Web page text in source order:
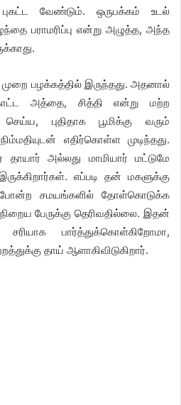
வேண்டும். ஒருபக்கம் உடல்
பராமரிப்பு என்று அழுத்த, அந்த
முறை பழக்கத்தில் இருந்தது. அதனால்
அத்தை, சித்தி என்று மற்ற
புதிதாக பூமிக்கு வரும்
எதிர்கொள்ள முடிந்தது.
அல்லது மாமியார் மட்டுமே
எப்படி தன் மகளுக்கு
சமயங்களில் தோள்கொடுக்க
பேருக்கு தெரிவதில்லை. இதன்
பார்த்துக்கொள்கிறோமா,
தாய் ஆளாகிவிடுகிறார்.